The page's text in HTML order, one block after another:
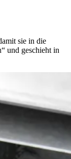
sie in die
und geschieht in